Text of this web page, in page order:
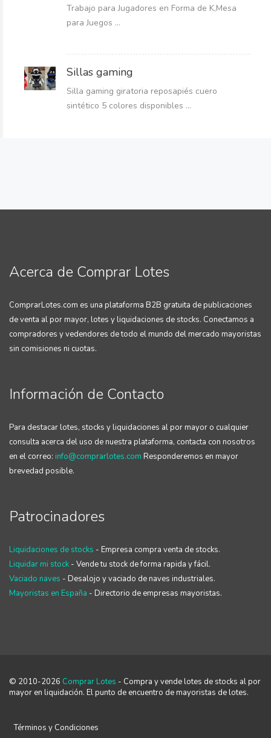
Trabajo para Jugadores en Forma de K,Mesa
para Juegos ...
Sillas gaming
Silla gaming giratoria reposapiés cuero
sintético 5 colores disponibles ...
Acerca de Comprar Lotes
ComprarLotes.com es una plataforma B2B gratuita de publicaciones
de venta al por mayor, lotes y liquidaciones de stocks. Conectamos a
compradores y vedendores de todo el mundo del mercado mayoristas
sin comisiones ni cuotas.
Información de Contacto
Para destacar lotes, stocks y liquidaciones al por mayor o cualquier
consulta acerca del uso de nuestra plataforma, contacta con nosotros
en el correo: info@comprarlotes.com Responderemos en mayor
brevedad posible.
Patrocinadores
Liquidaciones de stocks - Empresa compra venta de stocks.
Liquidar mi stock - Vende tu stock de forma rapida y fácil.
Vaciado naves - Desalojo y vaciado de naves industriales.
Mayoristas en España - Directorio de empresas mayoristas.
© 2010-2026 Comprar Lotes - Compra y vende lotes de stocks al por
mayor en liquidación. El punto de encuentro de mayoristas de lotes.
Términos y Condiciones